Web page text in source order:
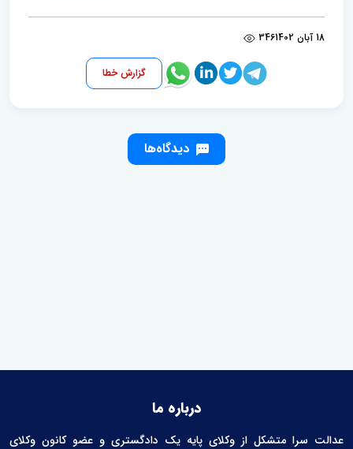
18 آبان 1402 346
گزارش خطا
دیدگاه‌ها
درباره ما
عدالت سرا متشکل از وکلای پایه یک دادگستری و عضو کانون وکلای